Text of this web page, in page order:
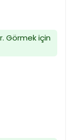
Görmek için